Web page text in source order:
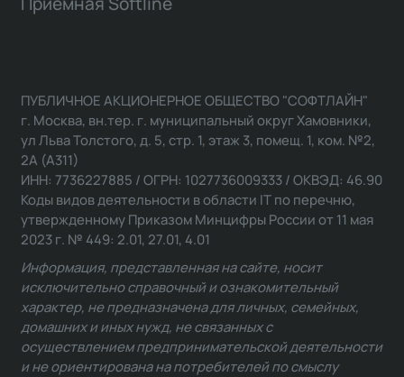
ПУБЛИЧНОЕ АКЦИОНЕРНОЕ ОБЩЕСТВО "СОФТЛАЙН"
г. Москва, вн.тер. г. муниципальный округ Хамовники,
ул Льва Толстого, д. 5, стр. 1, этаж 3, помещ. 1, ком. №2,
2А (А311)
ИНН: 7736227885 / ОГРН: 1027736009333 / ОКВЭД: 46.90
Коды видов деятельности в области IT по перечню,
утвержденному Приказом Минцифры России от 11 мая
2023 г. № 449: 2.01, 27.01, 4.01
Информация, представленная на сайте, носит
исключительно справочный и ознакомительный
характер, не предназначена для личных, семейных,
домашних и иных нужд, не связанных с
осуществлением предпринимательской деятельности
и не ориентирована на потребителей по смыслу